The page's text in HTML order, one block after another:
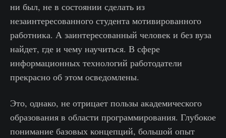
ни был, не в состоянии сделать из
незаинтересованного студента мотивированного
работника. А заинтересованный человек и без вуза
найдет, где и чему научиться. В сфере
информационных технологий работодатели
прекрасно об этом осведомлены.
Это, однако, не отрицает пользы академического
образования в области программирования. Глубокое
понимание базовых концепций, большой опыт